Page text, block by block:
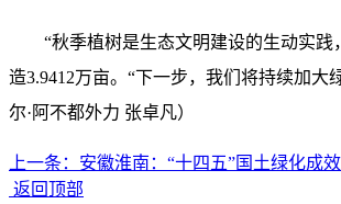
“秋季植树是生态文明建设的生动实
造3.9412万亩。“下一步，我们将持续加
尔·阿不都外力 张卓凡）
上一条： 安徽淮南：“十四五”国土绿化成
返回顶部